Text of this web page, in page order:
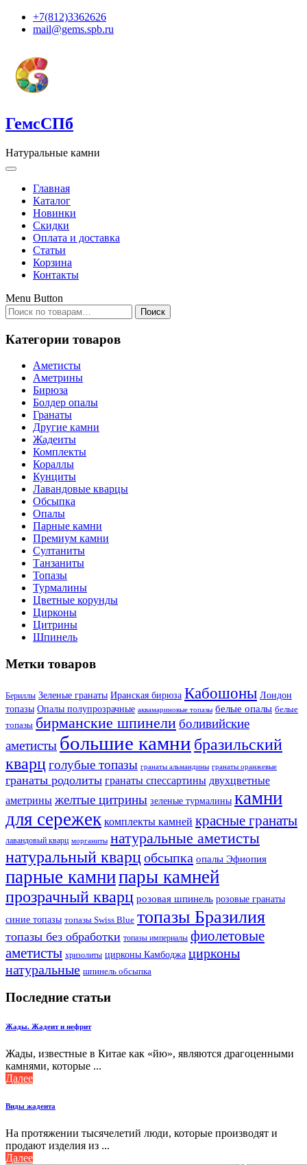
+7(812)3362626
mail@gems.spb.ru
ГемсСПб
Натуральные камни
Главная
Каталог
Новинки
Скидки
Оплата и доставка
Статьи
Корзина
Контакты
Menu Button
Искать:
Поиск
Категории товаров
Аметисты
Аметрины
Бирюза
Болдер опалы
Гранаты
Другие камни
Жадеиты
Комплекты
Кораллы
Кунциты
Лавандовые кварцы
Обсыпка
Опалы
Парные камни
Премиум камни
Султаниты
Танзаниты
Топазы
Турмалины
Цветные корунды
Цирконы
Цитрины
Шпинель
Метки товаров
Бериллы Зеленые гранаты Иранская бирюза Кабошоны Лондон
топазы Опалы полупрозрачные аквамариновые топазы белые опалы белые
топазы бирманские шпинелиболивийские
аметисты большие камни бразильский
кварцголубые топазы гранаты альмандины гранаты оранжевые
гранаты родолиты гранаты спессартины двухцветные
аметрины желтые цитрины зеленые турмалины камни
для сережек комплекты камней красные гранаты
лавандовый кварц морганиты натуральные аметисты
натуральный кварцобсыпка опалы Эфиопия
парные камнипары камней
прозрачный кварц розовая шпинель розовые гранаты
синие топазы топазы Swiss Blue топазы Бразилия
топазы без обработки топазы империалы фиолетовые
аметисты хризолиты цирконы Камбоджа цирконы
натуральные шпинель обсыпка
Последние статьи
Жады. Жадеит и нефрит
Жады, известные в Китае как «йю», являются драгоценными
камнями, которые ...
Далее
Виды жадеита
На протяжении тысячелетий люди, которые производят и
продают изделия из ...
Далее